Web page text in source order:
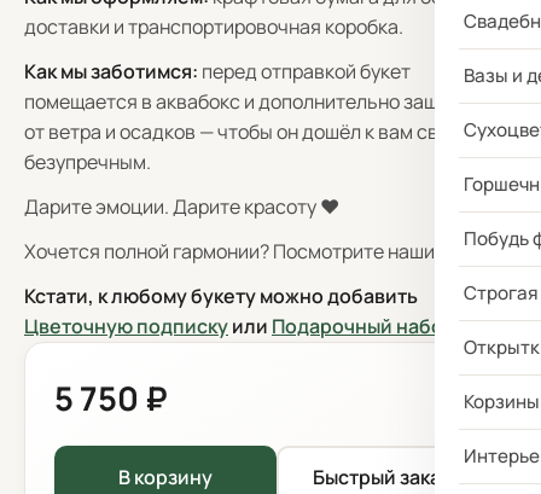
Вазы и
Побудь
доставки и транспортировочная коробка.
Как мы заботимся: перед отправкой букет
помещается в аквабокс и дополнительно защищается
от ветра и осадков — чтобы он дошёл к вам свежим и
безупречным.
Дарите эмоции. Дарите красоту ❤️
Хочется полной гармонии? Посмотрите наши
вазы.
Кстати, к любому букету можно добавить
Цветочную подпискуили Подарочный набор !
5 750 ₽
В корзину Быстрый заказ